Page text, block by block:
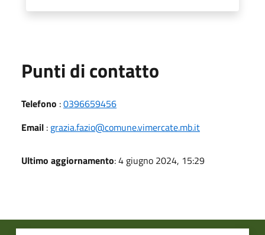
Punti di contatto
Telefono :0396659456
Email : grazia.fazio@comune.vimercate.mb.it
Ultimo aggiornamento: 4 giugno 2024, 15:29